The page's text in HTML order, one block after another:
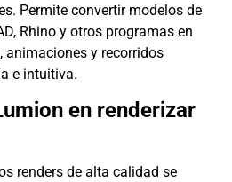
Permite convertir modelos de
Rhino y otros programas en
animaciones y recorridos
e intuitiva.
en renderizar
renders de alta calidad se